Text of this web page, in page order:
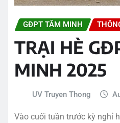
GĐPT TÂM MINH
TRẠI HÈ
MINH 2025
UV Truyen Thong
Vào cuối tuần trước kỳ nghỉ